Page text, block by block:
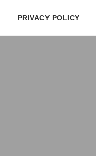
PRIVACY POLICY